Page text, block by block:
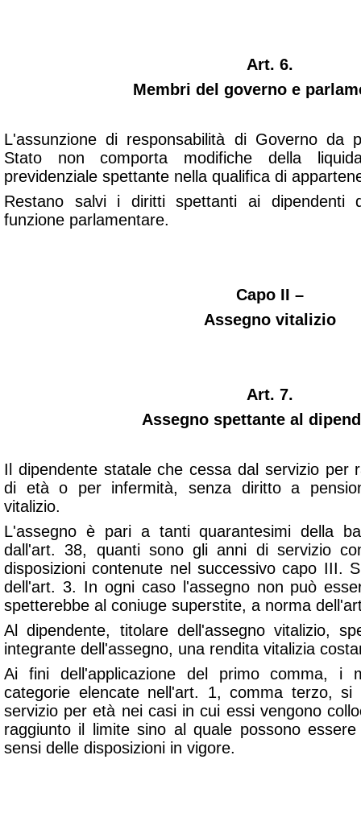
Art. 6.
Membri del governo e
L'assunzione di responsabilità di Governo da
Stato non comporta modifiche della
previdenziale spettante nella qualifica di
Restano salvi i diritti spettanti ai dipendenti
funzione parlamentare.
Capo II –
Assegno vitalizio
Art. 7.
Assegno spettante al
Il dipendente statale che cessa dal servizio per
di età o per infermità, senza diritto a
vitalizio.
L'assegno è pari a tanti quarantesimi della
dall'art. 38, quanti sono gli anni di servizio
disposizioni contenute nel successivo capo III.
dell'art. 3. In ogni caso l'assegno non può
spetterebbe al coniuge superstite, a norma
Al dipendente, titolare dell'assegno vitalizio,
integrante dell'assegno, una rendita vitalizia
Ai fini dell'applicazione del primo comma, i
categorie elencate nell'art. 1, comma terzo, si
servizio per età nei casi in cui essi vengono
raggiunto il limite sino al quale possono
sensi delle disposizioni in vigore.